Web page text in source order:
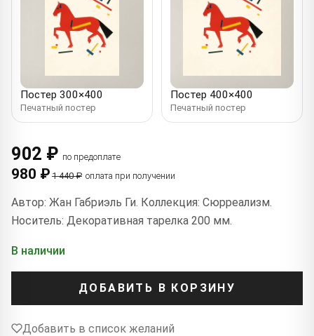
Постер 300×400
Печатный постер
Постер 400×400
Печатный постер
902 ₽ по предоплате
980 ₽ 1 440 ₽ оплата при получении
Автор: Жан Габриэль Ги. Коллекция: Сюрреализм.
Носитель: Декоративная тарелка 200 мм.
В наличии
ДОБАВИТЬ В КОРЗИНУ
Добавить в список желаний